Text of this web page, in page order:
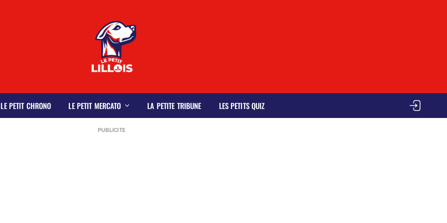
LE PETIT CHRONO LE PETIT MERCATO LA PETITE TRIBUNE LES PETITS QUIZ
PUBLICITE